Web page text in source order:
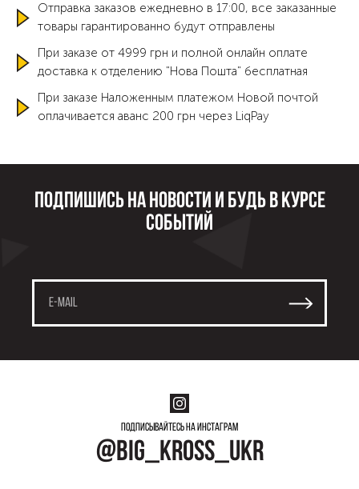
Отправка заказов ежедневно в 17:00, все заказанные
товары гарантированно будут отправлены
При заказе от 4999 грн и полной онлайн оплате
доставка к отделению "Нова Пошта" бесплатная
При заказе Наложенным платежом Новой почтой
оплачивается аванс 200 грн через LiqPay
Подпишись на новости и будь в курсе
событий
Подписывайтесь на инстаграм
@big_kross_ukr